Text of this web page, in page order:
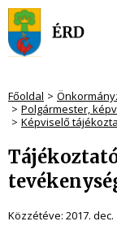
Főoldal
Polgármester,
Képviselő
Közzétéve: 2017. dec.